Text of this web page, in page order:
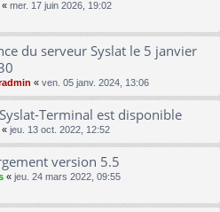
« mer. 17 juin 2026, 19:02
du serveur Syslat le 5 janvier
« ven. 05 janv. 2024, 13:06
Terminal est disponible
« jeu. 13 oct. 2022, 12:52
version 5.5
« jeu. 24 mars 2022, 09:55